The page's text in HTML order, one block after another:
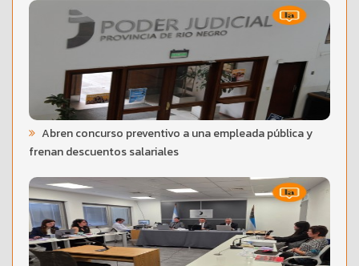
Abren concurso preventivo a una empleada pública y
frenan descuentos salariales